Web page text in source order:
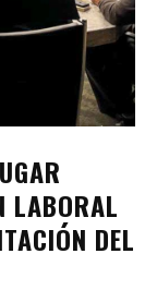
LABORAL
DEL